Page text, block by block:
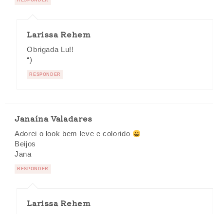
Larissa Rehem
Obrigada Lu!!
“)
RESPONDER
Janaína Valadares
Adorei o look bem leve e colorido
Beijos
Jana
RESPONDER
Larissa Rehem